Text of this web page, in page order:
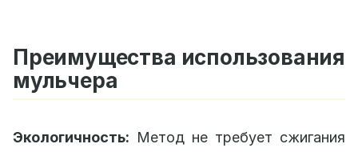
Преимущества использования
мульчера
Экологичность: Метод не требует сжигания